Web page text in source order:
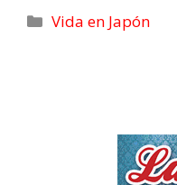
causado el fuego
Vida en Japón